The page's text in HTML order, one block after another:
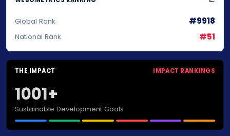
Global Rank #9918
National Rank #51
THE IMPACT IMPACT RANKINGS
1001+
Sustainable Development Goals